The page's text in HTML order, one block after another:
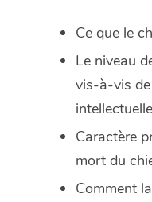
Ce que le
Le niveau
vis-à-vis
Caractère
mort du
Comment